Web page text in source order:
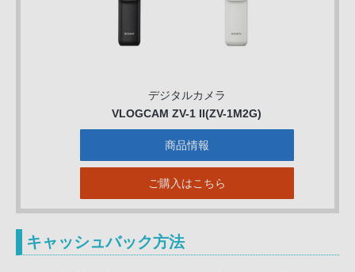
デジタルカメラ
VLOGCAM ZV-1 II(ZV-1M2G)
商品情報
ご購入はこちら
キャッシュバック方法